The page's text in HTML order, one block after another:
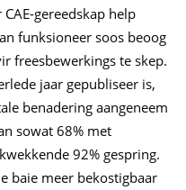
gereedskap help
funksioneer soos beoog
freesbewerkings te skep.
jaar gepubliseer is,
benadering aangeneem
sowat 68% met
92% gespring.
baie meer bekostigbaar